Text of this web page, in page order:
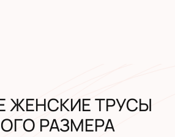
ЖЕНСКИЕ ТРУСЫ
РАЗМЕРА